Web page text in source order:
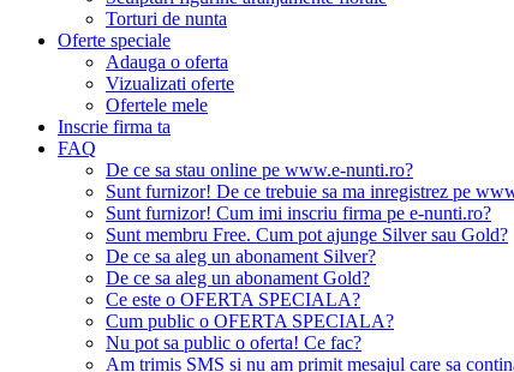
Torturi de nunta
Oferte speciale
Adauga o oferta
Vizualizati oferte
Ofertele mele
Inscrie firma ta
FAQ
De ce sa stau online pe www.e-nunti.ro?
Sunt furnizor! De ce trebuie sa ma inregistrez pe
Sunt furnizor! Cum imi inscriu firma pe e-nunti.ro?
Sunt membru Free. Cum pot ajunge Silver sau Gold?
De ce sa aleg un abonament Silver?
De ce sa aleg un abonament Gold?
Ce este o OFERTA SPECIALA?
Cum public o OFERTA SPECIALA?
Nu pot sa public o oferta! Ce fac?
Am trimis SMS si nu am primit mesajul care sa